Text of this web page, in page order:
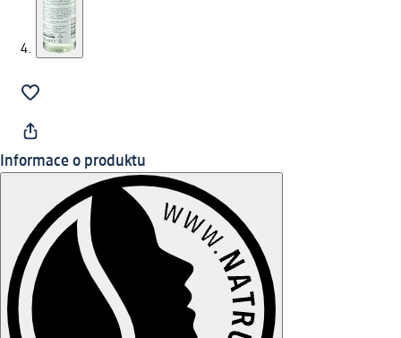
Informace o produktu